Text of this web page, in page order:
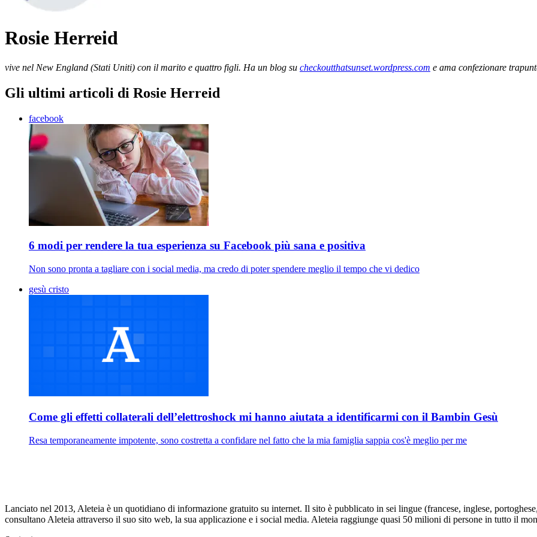
Rosie Herreid
vive nel New England (Stati Uniti) con il marito e quattro figli. Ha un blog su checkoutthatsunset.wordpress.com e ama confezionare
Gli ultimi articoli di Rosie Herreid
facebook
6 modi per rendere la tua esperienza su Facebook più sana e positiva
Non sono pronta a tagliare con i social media, ma credo di poter spendere meglio il tempo che vi dedico
gesù cristo
Come gli effetti collaterali dell’elettroshock mi hanno aiutata a identificarmi con il Bambin Gesù
Resa temporaneamente impotente, sono costretta a confidare nel fatto che la mia famiglia sappia cos'è meglio per me
Lanciato nel 2013, Aleteia è un quotidiano di informazione gratuito su internet. Il sito è pubblicato in sei lingue (francese, inglese,
consultano Aleteia attraverso il suo sito web, la sua applicazione e i social media. Aleteia raggiunge quasi 50 milioni di persone in tutto il